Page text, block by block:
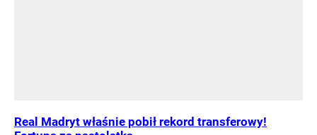
Real Madryt właśnie pobił rekord transferowy!